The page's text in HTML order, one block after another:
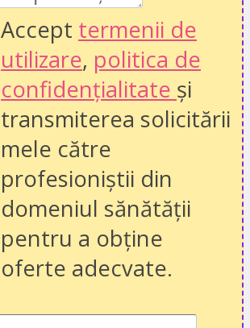
Accept termenii de
utilizare, politica de
confidențialitate și
transmiterea solicitării
mele către
profesioniștii din
domeniul sănătății
pentru a obține
oferte adecvate.